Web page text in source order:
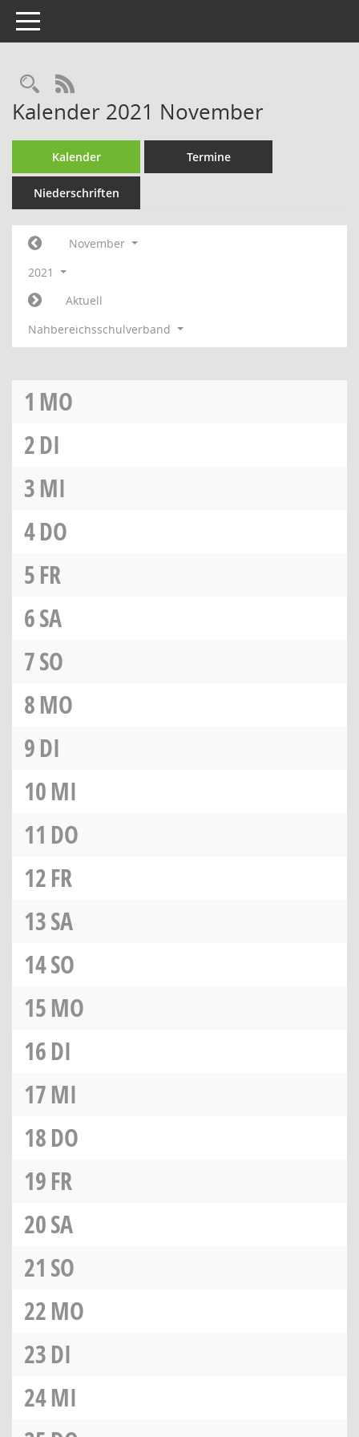
Toggle navigation
Rechercheauswahl
RSS-Feed
Kalender 2021 November
Kalender Termine
Niederschriften
November
2021
Aktuell
Nahbereichsschulverband
1 MO
2DI
3MI
4DO
5FR
6SA
7SO
8MO
9DI
10MI
11 DO
12FR
13SA
14SO
15MO
16DI
17MI
18DO
19FR
20SA
21 SO
22MO
23DI
24MI